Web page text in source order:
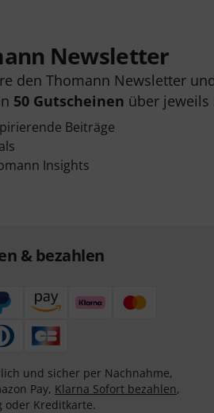
Newsletter
den Thomann Newsletter
50 Gutscheinen über jeweils
Beiträge
Insights
& bezahlen
und sicher per Nachnahme,
Pay, Klarna Sofort bezahlen,
oder Kreditkarte.